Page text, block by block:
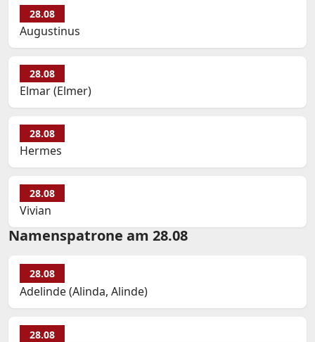
28.08
Augustinus
28.08
Elmar (Elmer)
28.08
Hermes
28.08
Vivian
Namenspatrone am 28.08
28.08
Adelinde (Alinda, Alinde)
28.08